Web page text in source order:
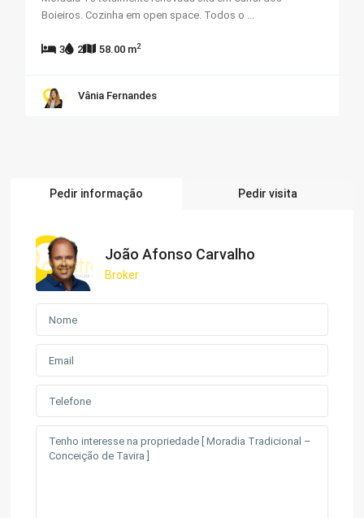
Boieiros. Cozinha em open space. Todos o ...
3 2 58.00 m2
Vânia Fernandes
Pedir informação Pedir visita
João Afonso Carvalho
Broker